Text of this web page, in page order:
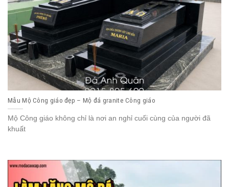
Mẫu Mộ Công giáo đẹp – Mộ đá granite Công giáo
Mộ Công giáo không chỉ là nơi an nghỉ cuối cùng của người đã
khuất